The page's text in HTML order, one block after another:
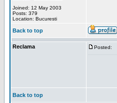
Joined: 12 May 2003
Posts: 379
Location: Bucuresti
Back to top
Reclama Posted:
Back to top